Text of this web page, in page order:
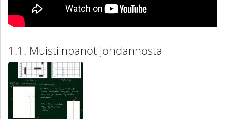
Muistiinpanot johdannosta